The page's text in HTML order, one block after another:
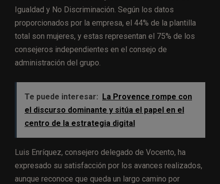
Igualdad y No Discriminación. Según los datos
proporcionados por la empresa, el 44% de la plantilla
total son mujeres, y estas representan el 75% de los
consejeros independientes en el consejo de
administración del grupo.
Te puede interesar: La Provence rompe con
el discurso dominante y sitúa el papel en el
centro de la estrategia digital
Luis Enríquez, consejero delegado de Vocento, ha
expresado su satisfacción por los avances realizados,
aunque reconoce que queda un largo camino por